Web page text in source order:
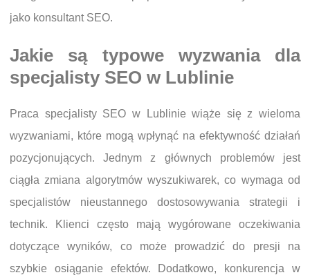
jako konsultant SEO.
Jakie są typowe wyzwania dla
specjalisty SEO w Lublinie
Praca specjalisty SEO w Lublinie wiąże się z wieloma
wyzwaniami, które mogą wpłynąć na efektywność działań
pozycjonujących. Jednym z głównych problemów jest
ciągła zmiana algorytmów wyszukiwarek, co wymaga od
specjalistów nieustannego dostosowywania strategii i
technik. Klienci często mają wygórowane oczekiwania
dotyczące wyników, co może prowadzić do presji na
szybkie osiąganie efektów. Dodatkowo, konkurencja w